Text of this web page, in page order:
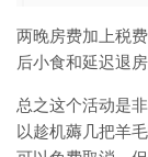
两晚房费加上税
后小食和延迟退
总之这个活动是
以趁机薅几把羊